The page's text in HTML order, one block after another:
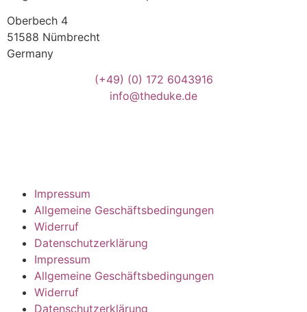
Oberbech 4
51588 Nümbrecht
Germany
(+49) (0) 172 6043916
info@theduke.de
Impressum
Allgemeine Geschäftsbedingungen
Widerruf
Datenschutzerklärung
Impressum
Allgemeine Geschäftsbedingungen
Widerruf
Datenschutzerklärung